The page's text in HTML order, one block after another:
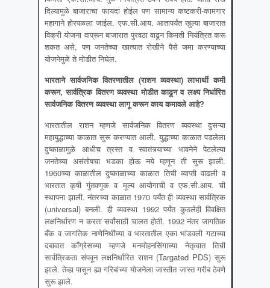
दिल्यामुळे बाजाराचा फायदा होईल पण सामान्य कष्टकरी-कामगार
महागाने होरपळला जाईल. एफ.सी.आय. आतापर्यंत खुल्या बाजारात
विक्री योजना वाप्रून बाजारात पुरवठा वाढून किमती नियंत्रित करू
शकत असे, पण जनतेच्या खात्यात रोखीने पैसे जमा करण्याच्या
योजनेमुळे ते मोडीत निघेल.
भारताने सार्वजनिक वितरणातील(राशन व्यवस्था) लाभार्थी कमी
करून, सार्वत्रिक वितरण व्यवस्था मोडीत काढून व लक्ष्य निर्धारित
सार्वजनिक वितरण व्यवस्था लागू करून काय कमावले आहे?
भारतातील राशन म्हणजे सार्वजनिक वितरण व्यवस्था दुसऱ्या
महायुद्धाच्या काळात सुरू करण्यात आली. युद्धाच्या काळात पडलेला
दुष्काळामुळे आधीच त्रस्त व स्वातंत्र्याच्या भावनेने पेटलेल्या
जनतेच्या असंतोषचा भडका होऊ नये म्हणून ती सुरू झाली.
1960च्या काळातील दुष्काळाच्या काळात तिची व्याप्ती वाढली व
भारतात कृषी गुंतवणूक व मूल्य आयोगाची व एफ.सी.आय. ची
स्थापना झाली. नंतरच्या काळात 1970 पर्यंत ही व्यवस्था सार्वत्रिक
(universal) बनली. ही व्यवस्था 1992 पर्यंत कुठलेही विवक्षित
लक्षनिर्धारण न करता सर्वांसाठी चालत होती. 1992 नंतर जागतिक
बँक व जागतिक नाणेनिधींच्या व भारतातील एका भांडवली गटाच्या
दबावात काँग्रेसच्या म्हणजे मनमोहनसिंगाच्या नेतृत्वात तिची
सार्वत्रिकता संपवून लक्षनिर्धारित राशन (Targated PDS) सुरू
झाले. तेव्हा पासून ह्या गरिबांच्या योजनेला जास्तीत जास्त गरीब ठेवणे
सुरू झाले.